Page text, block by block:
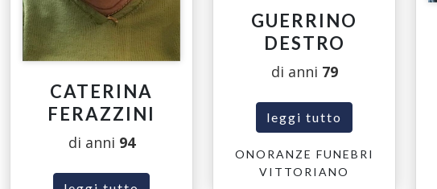
CATERINA
FERAZZINI
di anni 94
GUERRINO
DESTRO
di anni 79
leggi tutto
ONORANZE FUNEBRI
VITTORIANO